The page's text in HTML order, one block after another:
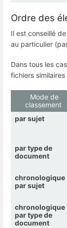
Ordre des
Il est conseillé
au particulier
Dans tous les
fichiers similaires
Mode de
classement
par sujet
par type de
document
chronologique
par sujet
chronologique
par type de
document